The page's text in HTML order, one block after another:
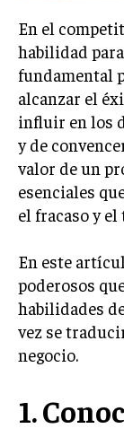
LIFESTYLE
En el
habilidad
fundamental
alcanzar el
influir en los
y de
valor de un
esenciales
el fracaso y
En este
poderosos
habilidades
vez se
negocio.
1.